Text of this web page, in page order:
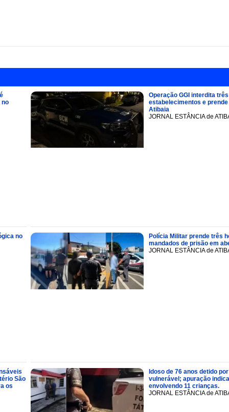
no
Operação GGI interdita três
estabelecimentos e
Atibaia
JORNAL ESTÂNCIA de
no
Polícia Militar prende três
mandados de prisão em
JORNAL ESTÂNCIA de
São
os
Idoso de 76 anos detido
vulnerável; apuração
envolvendo 11 crianças.
JORNAL ESTÂNCIA de